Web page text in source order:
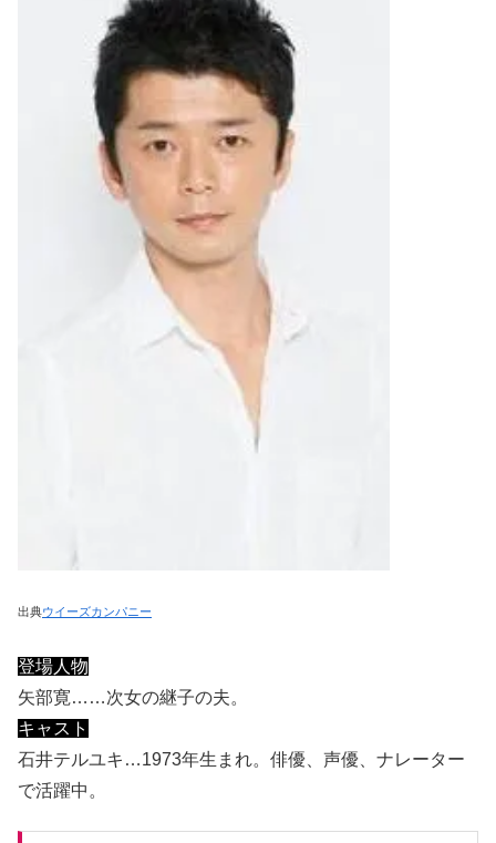
出典ウイーズカンパニー
登場人物
矢部寛……次女の継子の夫。
キャスト
石井テルユキ…1973年生まれ。俳優、声優、ナレーター
で活躍中。